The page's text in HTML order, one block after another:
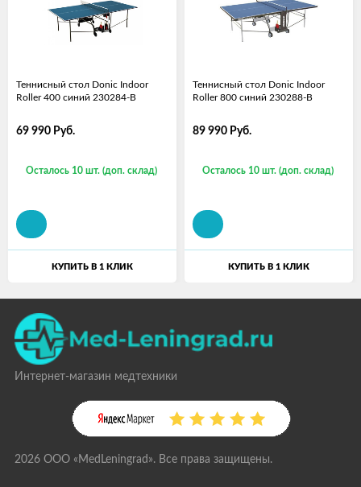
Теннисный стол Donic Indoor
Roller 400 синий 230284-B
69 990 Руб.
Осталось 10 шт. (доп. склад)
КУПИТЬ В 1 КЛИК
Теннисный стол Donic Indoor
Roller 800 синий 230288-B
89 990 Руб.
Осталось 10 шт. (доп. склад)
КУПИТЬ В 1 КЛИК
Интернет-магазин медтехники
2026 ООО «MedLeningrad». Все права защищены.